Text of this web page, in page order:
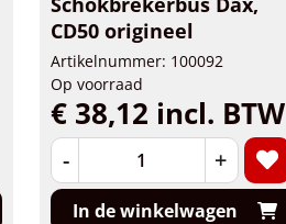
CD50 origineel
Artikelnummer: 100092
Op voorraad
€ 38,12 incl. BTW
- +
In de winkelwagen